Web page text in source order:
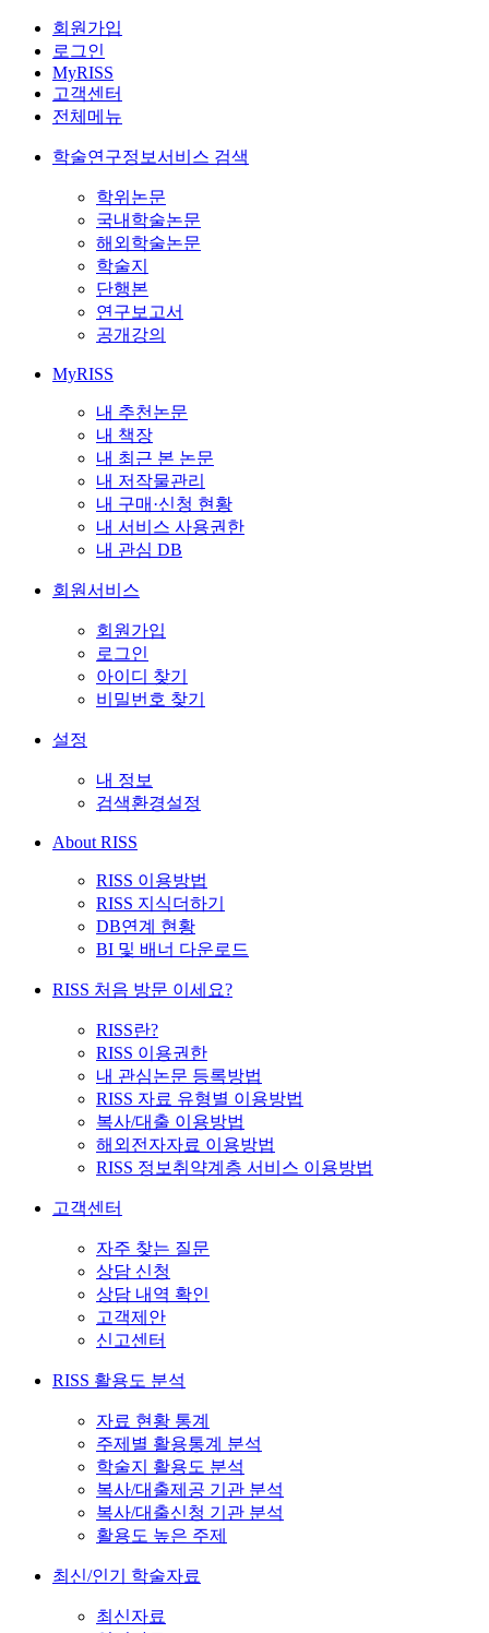
회원가입
로그인
MyRISS
고객센터
전체메뉴
학술연구정보서비스 검색
학위논문
국내학술논문
해외학술논문
학술지
단행본
연구보고서
공개강의
MyRISS
내 추천논문
내 책장
내 최근 본 논문
내 저작물관리
내 구매·신청 현황
내 서비스 사용권한
내 관심 DB
회원서비스
회원가입
로그인
아이디 찾기
비밀번호 찾기
설정
내 정보
검색환경설정
About RISS
RISS 이용방법
RISS 지식더하기
DB연계 현황
BI 및 배너 다운로드
RISS 처음 방문 이세요?
RISS란?
RISS 이용권한
내 관심논문 등록방법
RISS 자료 유형별 이용방법
복사/대출 이용방법
해외전자자료 이용방법
RISS 정보취약계층 서비스 이용방법
고객센터
자주 찾는 질문
상담 신청
상담 내역 확인
고객제안
신고센터
RISS 활용도 분석
자료 현황 통계
주제별 활용통계 분석
학술지 활용도 분석
복사/대출제공 기관 분석
복사/대출신청 기관 분석
활용도 높은 주제
최신/인기 학술자료
최신자료